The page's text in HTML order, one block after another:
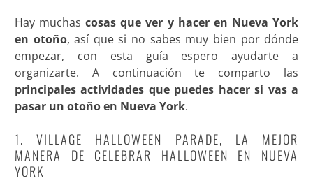
Hay muchascosas que ver y hacer en Nueva York
en otoño, así que si no sabes muy bien por dónde
empezar, con esta guía espero ayudarte a
organizarte. A continuación te comparto las
principales actividades que puedes hacer si vas a
pasar un otoño en Nueva York.
1. VILLAGE HALLOWEEN PARADE, LA MEJOR
MANERA DE CELEBRAR HALLOWEEN EN NUEVA
YORK